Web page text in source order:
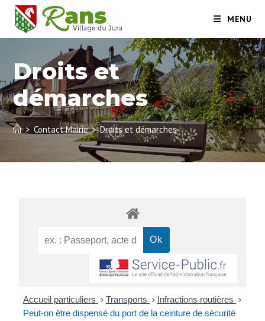
MENU
Droits et
démarches
> Contact Mairie > Droits et démarches
Accueil particuliers > Transports > Infractions routières >
Peut-on être dispensé du port de la ceinture de sécurité